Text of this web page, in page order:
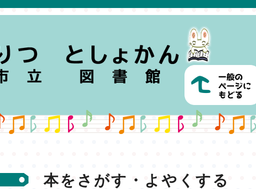
本をさがす・よやくする